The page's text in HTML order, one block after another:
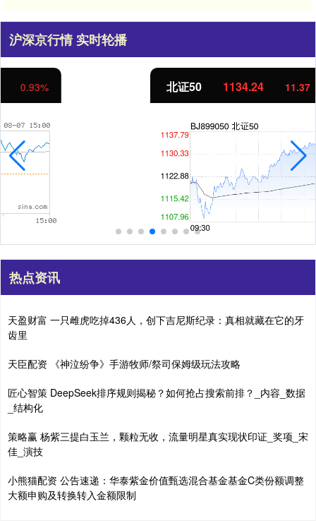
沪深京行情 实时轮播
11.37 1.01%
热点资讯
天盈财富 一只雌虎吃掉436人，创下吉尼斯纪录：真相就藏在它的牙
齿里
天臣配资 《神泣纷争》手游牧师/祭司保姆级玩法攻略
匠心智策 DeepSeek排序规则揭秘？如何抢占搜索前排？_内容_数据
_结构化
策略赢 杨紫三提白玉兰，颗粒无收，流量明星真实现状印证_奖项_宋
佳_演技
小熊猫配资 公告速递：华泰紫金价值甄选混合基金基金C类份额调整
大额申购及转换转入金额限制